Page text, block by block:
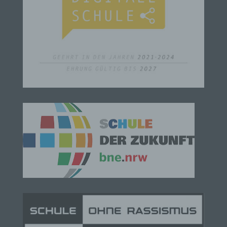
mehr einer spezifischen betroffenen Person
zugeordnet werden können, sofern diese
zusätzlichen Informationen gesondert aufbewahrt
werden und technischen und organisatorischen
die personenbezogenen Daten nicht einer
identifizierten oder identifizierbaren natürlichen
Verantwortlicher oder für die Verarbeitung
Verantwortlicher ist die natürliche oder juristische
Person, Behörde, Einrichtung oder andere Stelle,
die allein oder gemeinsam mit anderen über die
Zwecke und Mittel der Verarbeitung von
personenbezogenen Daten entscheidet. Sind die
Zwecke und Mittel dieser Verarbeitung durch das
beziehungsweise können die bestimmten Kriterien